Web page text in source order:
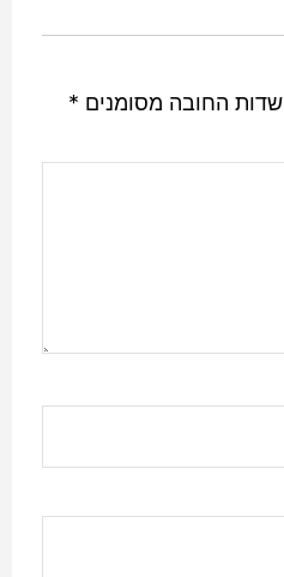
שדות החובה מסומנים *